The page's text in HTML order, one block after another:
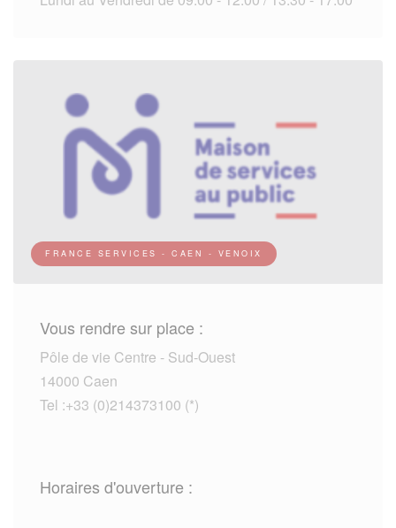
FRANCE SERVICES - CAEN - VENOIX
Vous rendre sur place :
Pôle de vie Centre - Sud-Ouest
14000 Caen
Tel :+33 (0)214373100 (*)
Horaires d'ouverture :